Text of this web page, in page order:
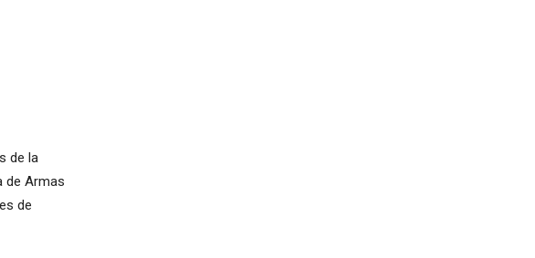
de la
de Armas
de